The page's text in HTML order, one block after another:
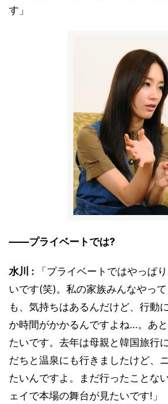
す」
――プライベートでは?
水川 :
「プライベートではやっぱ
いです(笑)。私の家族みんなやっ
も、気持ちはあるんだけど、行動
か時間がかかるんですよね…。あ
たいです。去年は母親と韓国旅行
だちと温泉にも行きましたけど、
たいんですよ。まだ行ったことな
ェイで本場の舞台が見たいです!」